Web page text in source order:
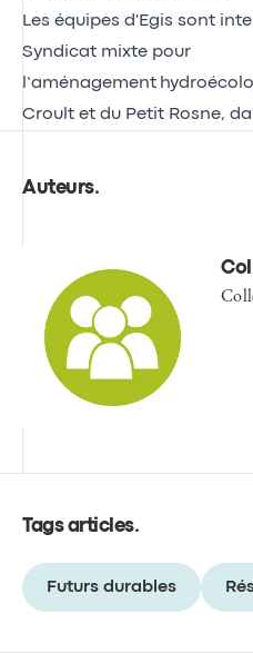
Les équipes d'Egis sont
Syndicat mixte pour
l’aménagement
Croult et du Petit Rosne,
Auteurs.
Tags articles.
Futurs durables